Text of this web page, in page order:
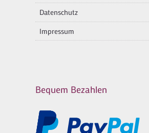
Datenschutz
Impressum
Bequem Bezahlen